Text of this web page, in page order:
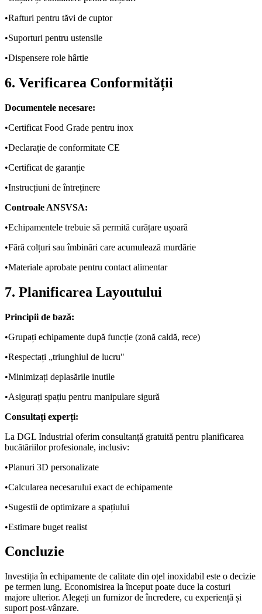
•Rafturi pentru tăvi de cuptor
•Suporturi pentru ustensile
•Dispensere role hârtie
6. Verificarea Conformității
Documentele necesare:
•Certificat Food Grade pentru inox
•Declarație de conformitate CE
•Certificat de garanție
•Instrucțiuni de întreținere
Controale ANSVSA:
•Echipamentele trebuie să permită curățare ușoară
•Fără colțuri sau îmbinări care acumulează murdărie
•Materiale aprobate pentru contact alimentar
7. Planificarea Layoutului
Principii de bază:
•Grupați echipamente după funcție (zonă caldă, rece)
•Respectați „triunghiul de lucru"
•Minimizați deplasările inutile
•Asigurați spațiu pentru manipulare sigură
Consultați experți:
La DGL Industrial oferim consultanță gratuită pentru planificarea
bucătăriilor profesionale, inclusiv:
•Planuri 3D personalizate
•Calcularea necesarului exact de echipamente
•Sugestii de optimizare a spațiului
•Estimare buget realist
Concluzie
Investiția în echipamente de calitate din oțel inoxidabil este o decizie
pe termen lung. Economisirea la început poate duce la costuri
majore ulterior. Alegeți un furnizor de încredere, cu experiență și
suport post-vânzare.